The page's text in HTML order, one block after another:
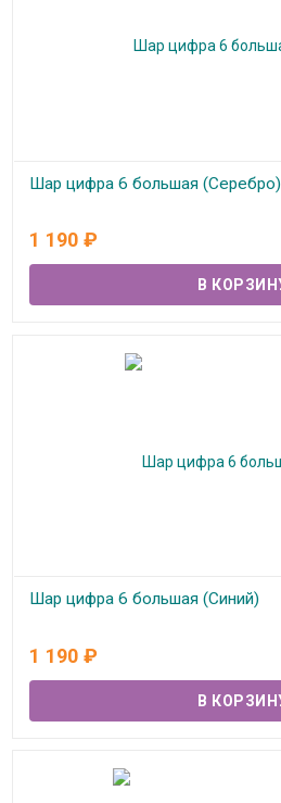
Шар цифра 6 большая (Серебро)
1 190 ₽
Шар цифра 6 большая (Синий)
1 190 ₽